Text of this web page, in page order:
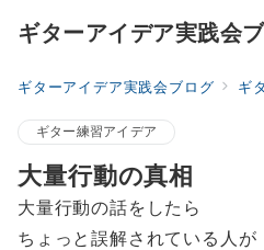
ギターアイデア実践会
ギターアイデア実践会ブログ ギ
ギター練習アイデア
大量行動の真相
大量行動の話をしたら
ちょっと誤解されている人が